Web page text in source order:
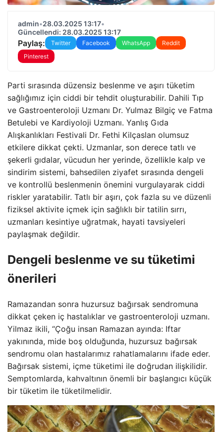
admin•28.03.2025 13:17•
Güncellendi: 28.03.2025 13:17
Paylaş: Twitter Facebook WhatsApp
Reddit
Pinterest
Parti sırasında düzensiz beslenme ve aşırı tüketim
sağlığımız için ciddi bir tehdit oluşturabilir. Dahili Tıp
ve Gastroenteroloji Uzmanı Dr. Yulmaz Bilgiç ve Fatma
Betulebi ve Kardiyoloji Uzmanı. Yanlış Gıda
Alışkanlıkları Festivali Dr. Fethi Kilçaslan olumsuz
etkilere dikkat çekti. Uzmanlar, son derece tatlı ve
şekerli gıdalar, vücudun her yerinde, özellikle kalp ve
sindirim sistemi, bahsedilen ziyafet sırasında dengeli
ve kontrollü beslenmenin önemini vurgulayarak ciddi
riskler yaratabilir. Tatlı bir aşırı, çok fazla su ve düzenli
fiziksel aktivite içmek için sağlıklı bir tatilin sırrı,
uzmanları kesintiye uğratmak, hayati tavsiyeleri
paylaşmak değildir.
Dengeli beslenme ve su tüketimi
önerileri
Ramazandan sonra huzursuz bağırsak sendromuna
dikkat çeken iç hastalıklar ve gastroenteroloji uzmanı.
Yilmaz ikili, “Çoğu insan Ramazan ayında: Iftar
yakınında, mide boş olduğunda, huzursuz bağırsak
sendromu olan hastalarımız rahatlamalarını ifade eder.
Bağırsak sistemi, içme tüketimi ile doğrudan ilişkilidir.
Semptomlarda, kahvaltının önemli bir başlangıcı küçük
bir tüketim ile tüketilmelidir.